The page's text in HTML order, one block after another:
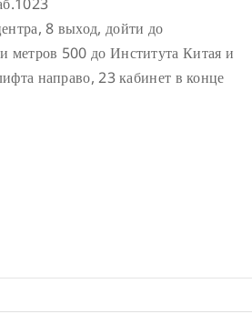
8 выход, дойти до
метров 500 до Института Китая и
направо, 23 кабинет в конце